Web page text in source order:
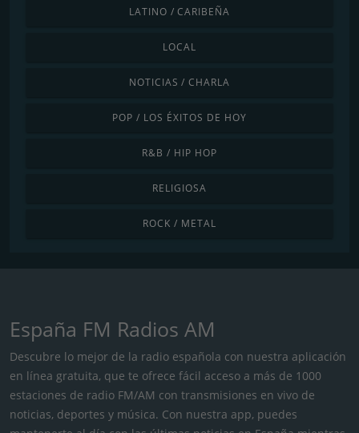
LATINO / CARIBEÑA
LOCAL
NOTICIAS / CHARLA
POP / LOS ÉXITOS DE HOY
R&B / HIP HOP
RELIGIOSA
ROCK / METAL
España FM Radios AM
Descubre lo mejor de la radio española con nuestra aplicación
en línea gratuita, que te ofrece fácil acceso a más de 1000
estaciones de radio FM/AM con transmisiones en vivo de
noticias, deportes y música. Con nuestra app, puedes